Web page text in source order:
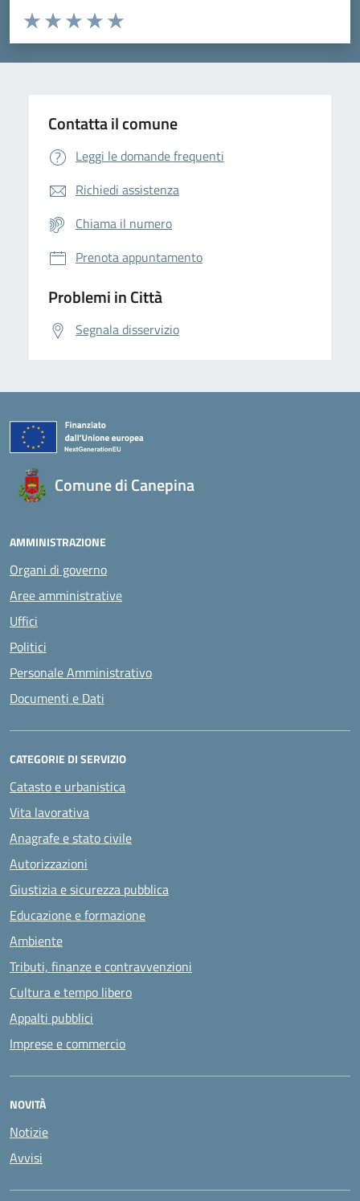
Domanda
Valuta da 1 a 5 stelle la pagina
Valuta 5 stelle su 5
Valuta 4 stelle su 5
Valuta 3 stelle su 5
Valuta 2 stelle su 5
Valuta 1 stelle su 5
Contatta il comune
Leggi le domande frequenti
Richiedi assistenza
Chiama il numero
Prenota appuntamento
Problemi in Città
Segnala disservizio
Comune di Canepina
AMMINISTRAZIONE
Organi di governo
Aree amministrative
Uffici
Politici
Personale Amministrativo
Documenti e Dati
CATEGORIE DI SERVIZIO
Catasto e urbanistica
Vita lavorativa
Anagrafe e stato civile
Autorizzazioni
Giustizia e sicurezza pubblica
Educazione e formazione
Ambiente
Tributi, finanze e contravvenzioni
Cultura e tempo libero
Appalti pubblici
Imprese e commercio
NOVITÀ
Notizie
Avvisi